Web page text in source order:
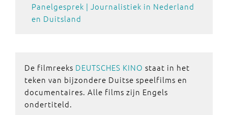
Panelgesprek | Journalistiek in Nederland
en Duitsland
De filmreeks DEUTSCHES KINO staat in het
teken van bijzondere Duitse speelfilms en
documentaires. Alle films zijn Engels
ondertiteld.